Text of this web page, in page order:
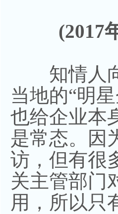
(2017年
知情人向
当地的“明
也给企业本
是常态。因
访，但有很
关主管部门
用，所以只